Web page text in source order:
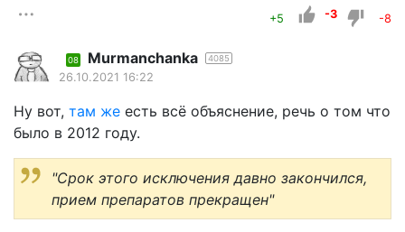
+5 -3 -8
08 Murmanchanka 4085
26.10.2021 16:22
Ну вот, там же есть всё объяснение, речь о том что
было в 2012 году.
"Срок этого исключения давно закончился,
прием препаратов прекращен"